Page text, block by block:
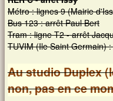
Métro : lignes 9 (Mairie
Bus 123 : arrêt Paul Bert
Tram : ligne T2 - arrêt
TUVIM (Ile Saint Germain)
Au studio Duplex
non, pas en ce